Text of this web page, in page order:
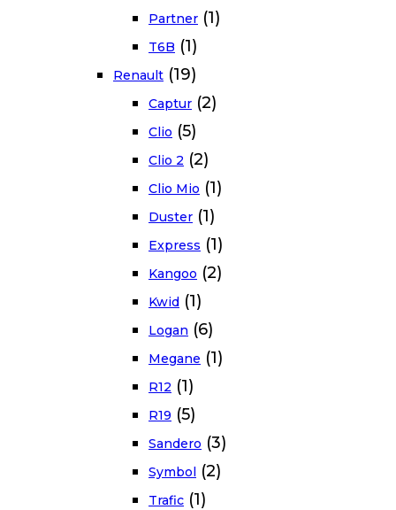
Partner (1)
T6B (1)
Renault (19)
Captur (2)
Clio (5)
Clio 2 (2)
Clio Mio (1)
Duster (1)
Express (1)
Kangoo (2)
Kwid (1)
Logan (6)
Megane (1)
R12 (1)
R19 (5)
Sandero (3)
Symbol (2)
Trafic (1)